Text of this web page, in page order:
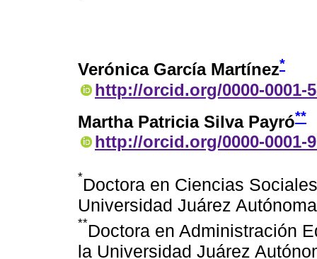
Verónica García Martínez*
http://orcid.org/0000-0001-
Martha Patricia Silva Payró**
http://orcid.org/0000-0001-
*Doctora en Ciencias
Universidad Juárez
**Doctora en Administración
la Universidad Juárez